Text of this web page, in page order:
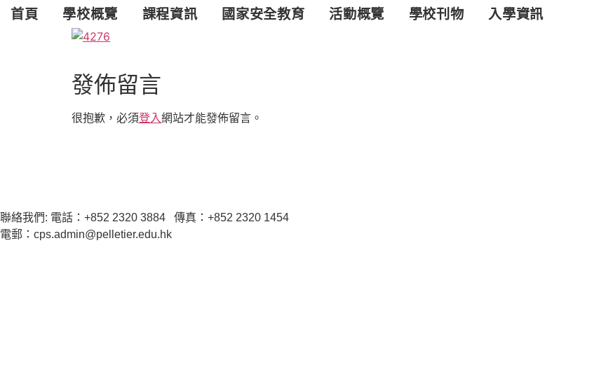
首頁 學校概覽 課程資訊 國家安全教育 活動概覽 學校刊物 入學資訊
發佈留言
很抱歉，必須登入網站才能發佈留言。
聯絡我們: 電話：+852 2320 3884 傳真：+852 2320 1454
電郵：cps.admin@pelletier.edu.hk